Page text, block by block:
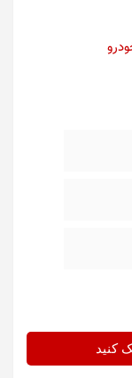
کنید